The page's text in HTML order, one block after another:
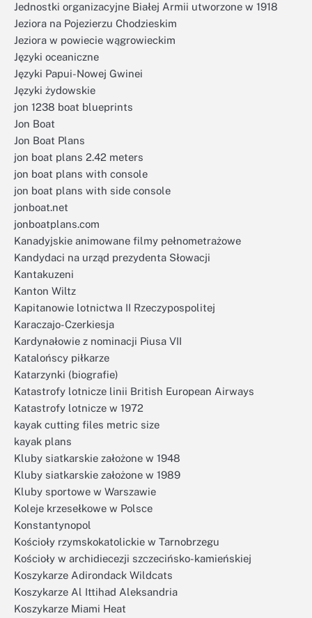
Jednostki organizacyjne Białej Armii utworzone w 1918
Jeziora na Pojezierzu Chodzieskim
Jeziora w powiecie wągrowieckim
Języki oceaniczne
Języki Papui-Nowej Gwinei
Języki żydowskie
jon 1238 boat blueprints
Jon Boat
Jon Boat Plans
jon boat plans 2.42 meters
jon boat plans with console
jon boat plans with side console
jonboat.net
jonboatplans.com
Kanadyjskie animowane filmy pełnometrażowe
Kandydaci na urząd prezydenta Słowacji
Kantakuzeni
Kanton Wiltz
Kapitanowie lotnictwa II Rzeczypospolitej
Karaczajo-Czerkiesja
Kardynałowie z nominacji Piusa VII
Katalońscy piłkarze
Katarzynki (biografie)
Katastrofy lotnicze linii British European Airways
Katastrofy lotnicze w 1972
kayak cutting files metric size
kayak plans
Kluby siatkarskie założone w 1948
Kluby siatkarskie założone w 1989
Kluby sportowe w Warszawie
Koleje krzesełkowe w Polsce
Konstantynopol
Kościoły rzymskokatolickie w Tarnobrzegu
Kościoły w archidiecezji szczecińsko-kamieńskiej
Koszykarze Adirondack Wildcats
Koszykarze Al Ittihad Aleksandria
Koszykarze Miami Heat